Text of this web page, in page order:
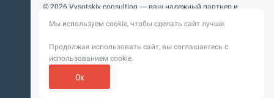
© 2026 Vysotskiy consulting — ваш надежный партнер и
Цифровизация, BIM, ИИ. Внедряем и оптимизируем
Пользовательское
соглашение
Политика обработки персональных
данных
Разработка сайта —
Мы используем cookie, чтобы сделать сайт лучше.
Продолжая использовать сайт, вы соглашаетесь с
использованием cookie.
Ок